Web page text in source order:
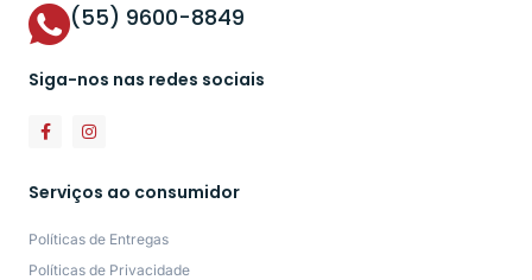
(55) 9600-8849
Siga-nos nas redes sociais
Serviços ao consumidor
Políticas de Entregas
Políticas de Privacidade